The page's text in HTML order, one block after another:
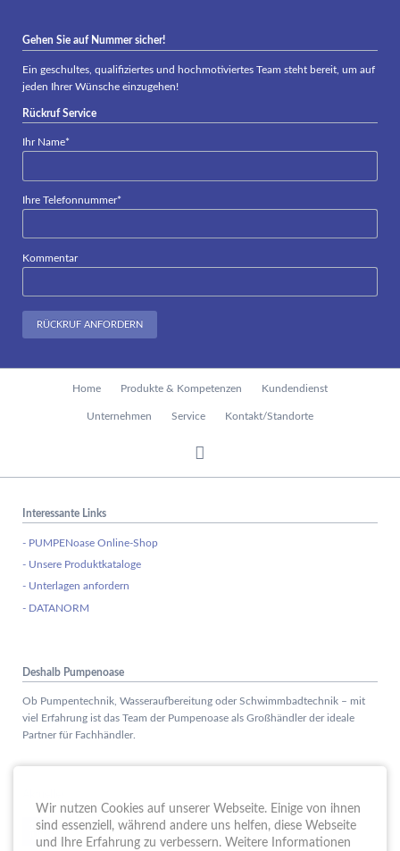
Gehen Sie auf Nummer sicher!
Ein geschultes, qualifiziertes und hochmotiviertes Team steht bereit, um auf
jeden Ihrer Wünsche einzugehen!
Rückruf Service
Pflichtfeld
Ihr Name*
Pflichtfeld
Ihre Telefonnummer*
Kommentar
RÜCKRUF ANFORDERN
Home Produkte & Kompetenzen Kundendienst
Unternehmen Service Kontakt/Standorte
Interessante Links
- PUMPENoase Online-Shop
- Unsere Produktkataloge
- Unterlagen anfordern
- DATANORM
Deshalb Pumpenoase
Ob Pumpentechnik, Wasseraufbereitung oder Schwimmbadtechnik – mit
viel Erfahrung ist das Team der Pumpenoase als Großhändler der ideale
Partner für Fachhändler.
15. Schule trifft Wirtschaft bei der PUMPENoase!
Wir nutzen Cookies auf unserer Webseite. Einige von ihnen
sind essenziell, während andere uns helfen, diese Webseite
und Ihre Erfahrung zu verbessern. Weitere Informationen